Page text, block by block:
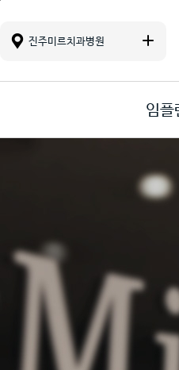
진료 메뉴바로가기
본문바로가기
컨텐츠바로가기
진주미르치과병원
임플